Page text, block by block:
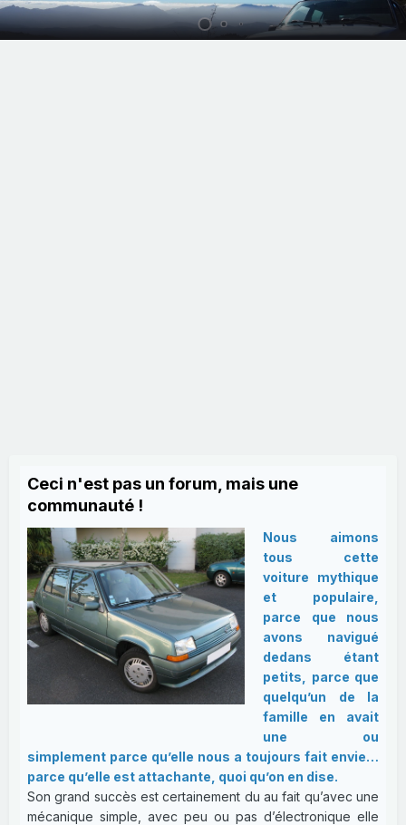
Ceci n'est pas un forum, mais une
communauté !
Nous aimons
tous cette
voiture mythique
et populaire,
parce que nous
avons navigué
dedans étant
petits, parce que
quelqu’un de la
famille en avait
une ou
simplement parce qu’elle nous a toujours fait envie…
parce qu’elle est attachante, quoi qu’on en dise.
Son grand succès est certainement du au fait qu’avec une
mécanique simple, avec peu ou pas d’électronique elle